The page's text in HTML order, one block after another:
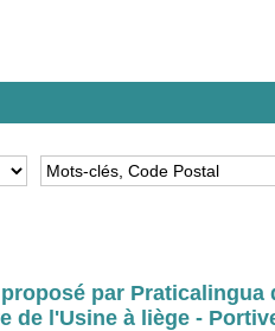
par Praticalingua
de l'Usine à liège -